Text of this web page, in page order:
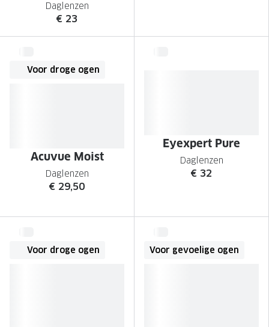
Daglenzen
€ 23
Voor droge ogen
Acuvue Moist
Daglenzen
€ 29,50
Eyexpert Pure
Daglenzen
€ 32
Voor droge ogen Voor gevoelige ogen